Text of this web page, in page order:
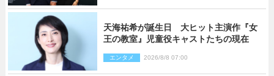
天海祐希が誕生日 大ヒット主演作『女
王の教室』児童役キャストたちの現在
エンタメ 2026/8/8 07:00